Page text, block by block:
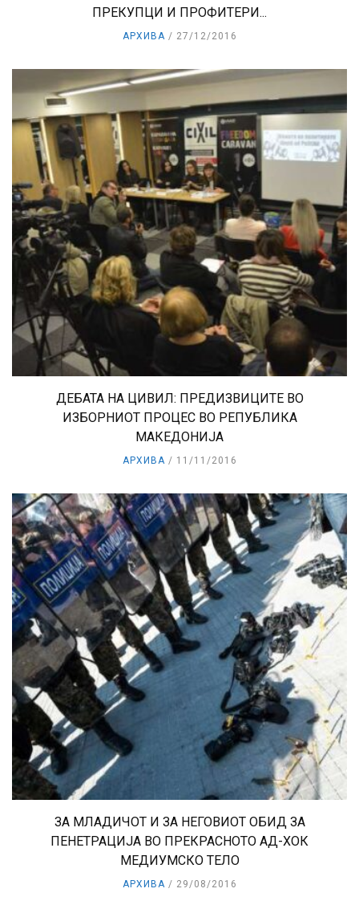
ПРЕКУПЦИ И ПРОФИТЕРИ...
АРХИВА 27/12/2016
ДЕБАТА НА ЦИВИЛ: ПРЕДИЗВИЦИТЕ ВО
ИЗБОРНИОТ ПРОЦЕС ВО РЕПУБЛИКА
МАКЕДОНИЈА
АРХИВА 11/11/2016
ЗА МЛАДИЧОТ И ЗА НЕГОВИОТ ОБИД ЗА
ПЕНЕТРАЦИЈА ВО ПРЕКРАСНОТО АД-ХОК
МЕДИУМСКО ТЕЛО
АРХИВА 29/08/2016